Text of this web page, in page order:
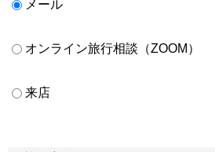
メール
オンライン旅行相談（ZOOM）
来店